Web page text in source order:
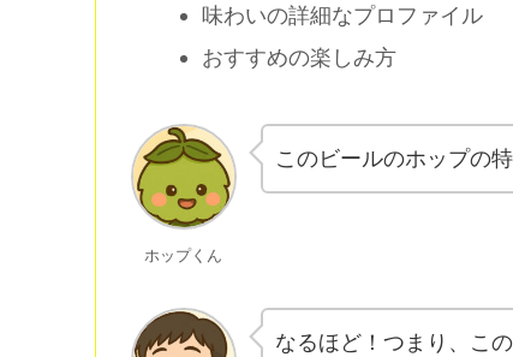
味わいの詳細なプロファイル
おすすめの楽しみ方
ホップくん
このビールのホップの
なるほど！つまり、こ